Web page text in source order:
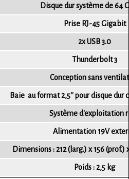
Disque dur système de 64
Prise RJ-45 Gigabit
2x USB 3.0
Thunderbolt 3
Conception sans
Baie au format 2,5'' pour disque dur
Système d'exploitation
Alimentation 19V
Dimensions : 212 (larg.) x 156 (prof.)
Poids : 2,5 kg